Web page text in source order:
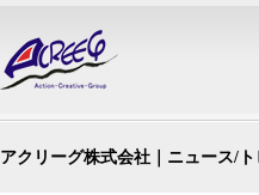
アクリーグ株式会社｜ニュース/ト